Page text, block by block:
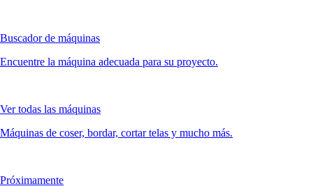
Buscador de máquinas
Encuentre la máquina adecuada para su proyecto.
Ver todas las máquinas
Máquinas de coser, bordar, cortar telas y mucho más.
Próximamente